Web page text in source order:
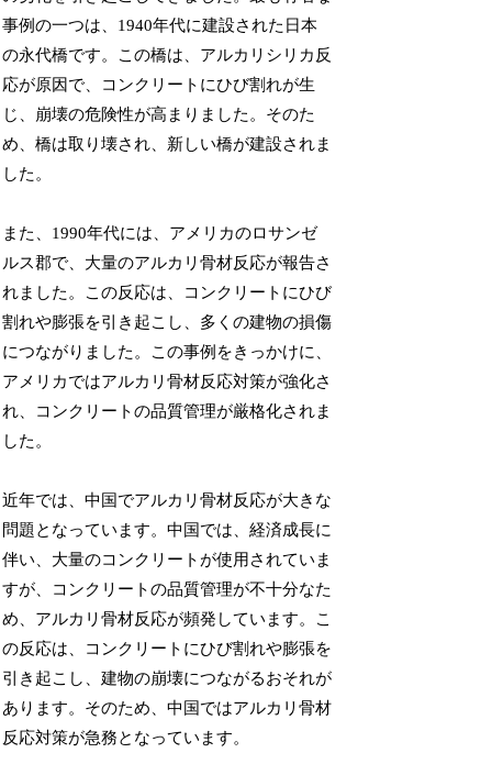
事例の一つは、1940年代に建設された日本
の永代橋です。この橋は、アルカリシリカ反
応が原因で、コンクリートにひび割れが生
じ、崩壊の危険性が高まりました。そのた
め、橋は取り壊され、新しい橋が建設されま
した。
また、1990年代には、アメリカのロサンゼ
ルス郡で、大量のアルカリ骨材反応が報告さ
れました。この反応は、コンクリートにひび
割れや膨張を引き起こし、多くの建物の損傷
につながりました。この事例をきっかけに、
アメリカではアルカリ骨材反応対策が強化さ
れ、コンクリートの品質管理が厳格化されま
した。
近年では、中国でアルカリ骨材反応が大きな
問題となっています。中国では、経済成長に
伴い、大量のコンクリートが使用されていま
すが、コンクリートの品質管理が不十分なた
め、アルカリ骨材反応が頻発しています。こ
の反応は、コンクリートにひび割れや膨張を
引き起こし、建物の崩壊につながるおそれが
あります。そのため、中国ではアルカリ骨材
反応対策が急務となっています。